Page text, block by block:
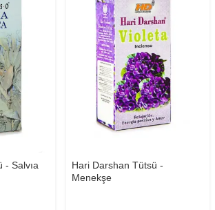
- Salvıa
Hari Darshan Tütsü -
Menekşe